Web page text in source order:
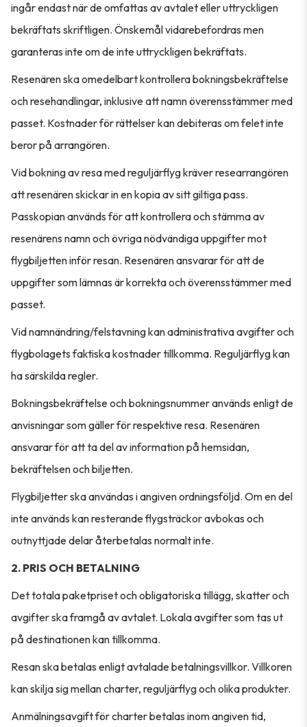
ingår endast när de omfattas av avtalet eller uttryckligen
bekräftats skriftligen. Önskemål vidarebefordras men
garanteras inte om de inte uttryckligen bekräftats.
Resenären ska omedelbart kontrollera bokningsbekräftelse
och resehandlingar, inklusive att namn överensstämmer med
passet. Kostnader för rättelser kan debiteras om felet inte
beror på arrangören.
Vid bokning av resa med reguljärflyg kräver researrangören
att resenären skickar in en kopia av sitt giltiga pass.
Passkopian används för att kontrollera och stämma av
resenärens namn och övriga nödvändiga uppgifter mot
flygbiljetten inför resan. Resenären ansvarar för att de
uppgifter som lämnas är korrekta och överensstämmer med
passet.
Vid namnändring/felstavning kan administrativa avgifter och
flygbolagets faktiska kostnader tillkomma. Reguljärflyg kan
ha särskilda regler.
Bokningsbekräftelse och bokningsnummer används enligt de
anvisningar som gäller för respektive resa. Resenären
ansvarar för att ta del av information på hemsidan,
bekräftelsen och biljetten.
Flygbiljetter ska användas i angiven ordningsföljd. Om en del
inte används kan resterande flygsträckor avbokas och
outnyttjade delar återbetalas normalt inte.
2. PRIS OCH BETALNING
Det totala paketpriset och obligatoriska tillägg, skatter och
avgifter ska framgå av avtalet. Lokala avgifter som tas ut
på destinationen kan tillkomma.
Resan ska betalas enligt avtalade betalningsvillkor. Villkoren
kan skilja sig mellan charter, reguljärflyg och olika produkter.
Anmälningsavgift för charter betalas inom angiven tid,